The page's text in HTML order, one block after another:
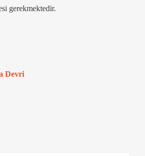
gerekmektedir.
Devri